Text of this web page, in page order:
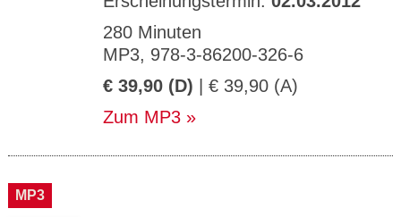
280 Minuten
MP3, 978-3-86200-326-6
€ 39,90 (D) | € 39,90 (A)
Zum MP3
MP3